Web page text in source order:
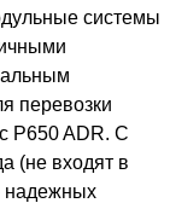
системы
перевозки
P650 ADR. С
(не входят в
надежных